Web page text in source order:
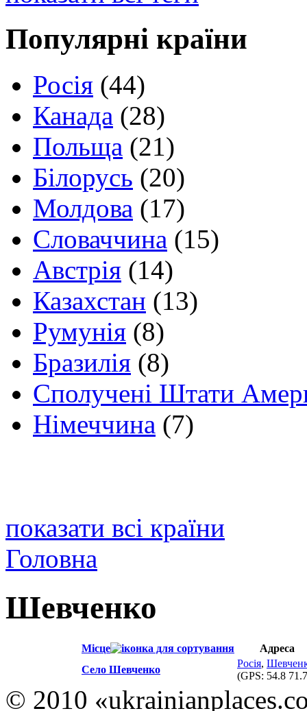
Популярні країни
Росія (44)
Канада (28)
Польща (21)
Білорусь (20)
Молдова (17)
Словаччина (15)
Австрія (14)
Казахстан (13)
Румунія (8)
Бразилія (8)
Сполучені Штати
Німеччина (7)
показати всі країни
Головна
Шевченко
Місце
Адреса
Село Шевченко
Росія,
(GPS: 54.8 71.7
© 2010